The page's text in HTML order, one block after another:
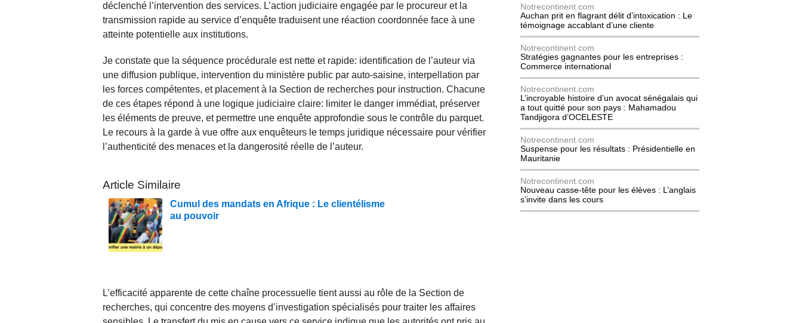
déclenché l’intervention des services. L’action judiciaire engagée par le procureur et la
transmission rapide au service d’enquête traduisent une réaction coordonnée face à une
atteinte potentielle aux institutions.
Je constate que la séquence procédurale est nette et rapide: identification de l’auteur via
une diffusion publique, intervention du ministère public par auto‑saisine, interpellation par
les forces compétentes, et placement à la Section de recherches pour instruction. Chacune
de ces étapes répond à une logique judiciaire claire: limiter le danger immédiat, préserver
les éléments de preuve, et permettre une enquête approfondie sous le contrôle du parquet.
Le recours à la garde à vue offre aux enquêteurs le temps juridique nécessaire pour vérifier
l’authenticité des menaces et la dangerosité réelle de l’auteur.
Article Similaire
Cumul des mandats en Afrique : Le clientélisme
au pouvoir
L’efficacité apparente de cette chaîne proces­suelle tient aussi au rôle de la Section de
recherches, qui concentre des moyens d’investigation spécialisés pour traiter les affaires
Notrecontinent.com
Auchan prit en flagrant délit d’intoxication : Le
témoignage accablant d’une cliente
Notrecontinent.com
Stratégies gagnantes pour les entreprises :
Commerce international
Notrecontinent.com
L’incroyable histoire d’un avocat sénégalais qui
a tout quitté pour son pays : Mahamadou
Tandjigora d’OCELESTE
Notrecontinent.com
Suspense pour les résultats : Présidentielle en
Mauritanie
Notrecontinent.com
Nouveau casse-tête pour les élèves : L’anglais
s’invite dans les cours